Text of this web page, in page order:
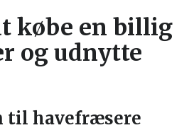
købe en billig
og udnytte
havefræsere